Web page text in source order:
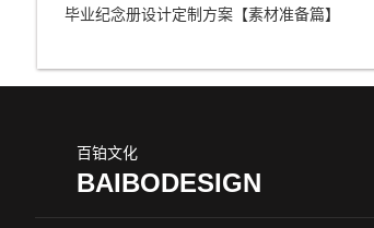
毕业纪念册设计定制方案【素材准备篇】
百铂文化
BAIBODESIGN